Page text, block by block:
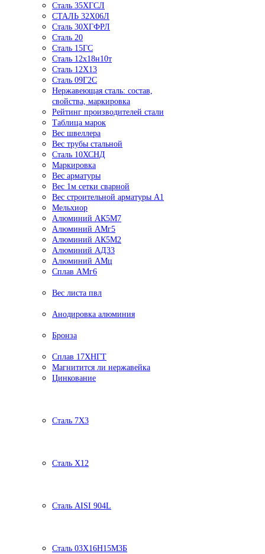
Сталь 35ХГСЛ
СТАЛЬ 32Х06Л
Сталь 30ХГФРЛ
Сталь 20
Сталь 15ГС
Сталь 12х18н10т
Сталь 12Х13
Сталь 09Г2С
Нержавеющая сталь: состав,
свойства, маркировка
Рейтинг производителей стали
Таблица марок
Вес швеллера
Вес трубы стальной
Сталь 10ХСНД
Маркировка
Вес арматуры
Вес 1м сетки сварной
Вес строительной арматуры А1
Мельхиор
Алюминий АК5М7
Алюминий АМг5
Алюминий АК5М2
Алюминий АД33
Алюминий АМц
Сплав АМг6
Вес листа пвл
Анодировка алюминия
Бронза
Сплав 17ХНГТ
Магнитится ли нержавейка
Цинкование
Сталь 7Х3
Сталь Х12
Сталь AISI 904L
Сталь 03Х16Н15М3Б